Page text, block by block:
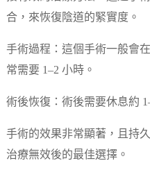
合，來恢復陰道的緊實度。
手術過程：這個手術一般會
常需要 1–2 小時。
術後恢復：術後需要休息約
手術的效果非常顯著，且持
治療無效後的最佳選擇。